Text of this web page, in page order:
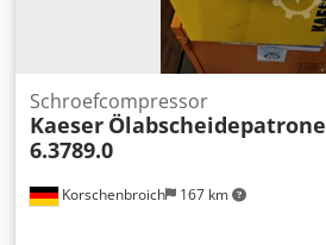
Korschenbroich 167 km
Schroefcompressor
Kaeser Ölabscheidepatrone
6.3789.0